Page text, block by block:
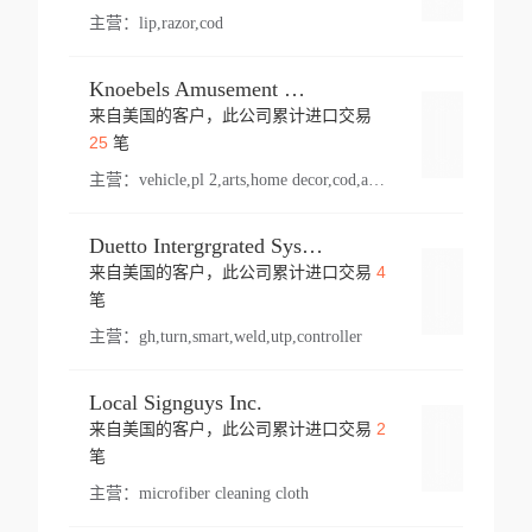
主营： lip,razor,cod
Knoebels Amusement Resort
来自美国的客户，此公司累计进口交易
25笔
主营： vehicle,pl 2,arts,home decor,cod,amusement ride,sea
Duetto Intergrgrated Systems Inc.
来自美国的客户，此公司累计进口交易 4
笔
主营： gh,turn,smart,weld,utp,controller
Local Signguys Inc.
来自美国的客户，此公司累计进口交易 2
笔
主营： microfiber cleaning cloth